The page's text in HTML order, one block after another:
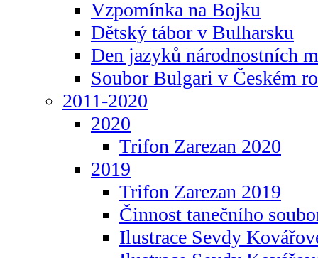
Vzpomínka na Bojku
Dětský tábor v Bulharsku
Den jazyků národnostních
Soubor Bulgari v Českém
2011-2020
2020
Trifon Zarezan 2020
2019
Trifon Zarezan 2019
Činnost tanečního
Ilustrace Sevdy